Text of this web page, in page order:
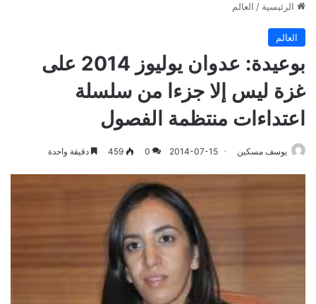
الرئيسية / العالم
العالم
بوعيدة: عدوان يوليوز 2014 على
غزة ليس إلا جزءا من سلسلة
اعتداءات منتظمة الفصول
يوسف مسكين 2014-07-15
0
459 دقيقة واحدة